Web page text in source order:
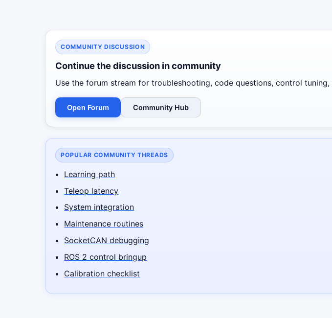
COMMUNITY DISCUSSION
Continue the discussion in community
Use the forum stream for troubleshooting, code questions, control
Open Forum Community Hub
POPULAR COMMUNITY THREADS
Learning path
Teleop latency
System integration
Maintenance routines
SocketCAN debugging
ROS 2 control bringup
Calibration checklist